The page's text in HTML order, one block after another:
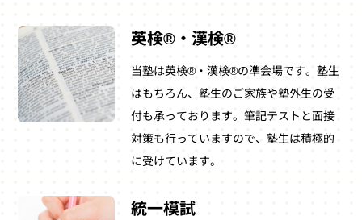
英検®・漢検®
当塾は英検®・漢検®の準会場です。塾生
はもちろん、塾生のご家族や塾外生の受
付も承っております。筆記テストと面接
対策も行っていますので、塾生は積極的
に受けています。
統一模試